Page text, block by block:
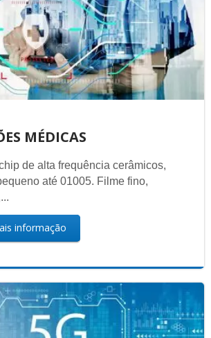
MÉDICAS
de alta frequência cerâmicos,
até 01005. Filme fino,
informação